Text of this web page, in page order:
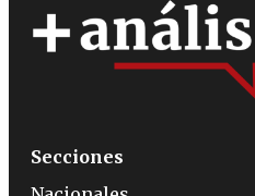
Secciones